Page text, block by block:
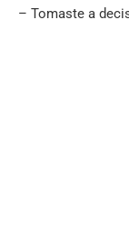
– Tomaste a